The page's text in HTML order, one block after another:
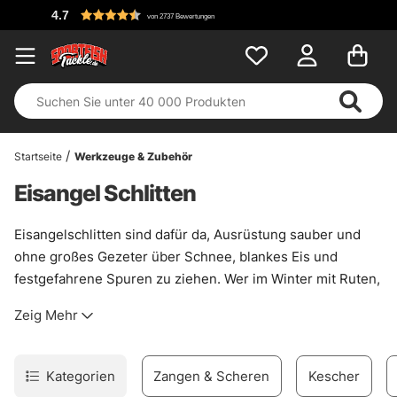
von 2737 Bewertungen
Startseite Werkzeuge & Zubehör
Eisangel Schlitten
Eisangelschlitten sind dafür da, Ausrüstung sauber und
ohne großes Gezeter über Schnee, blankes Eis und
festgefahrene Spuren zu ziehen. Wer im Winter mit Ruten,
unterwegs ist, merkt schnell: Ein guter Schlitten spart
geordnet. Genau dann spielt so ein Teil seine Stärken aus.
Nicht spektakulär. Einfach nützlich.
Zeig Mehr
Kategorien Zangen & Scheren Kescher